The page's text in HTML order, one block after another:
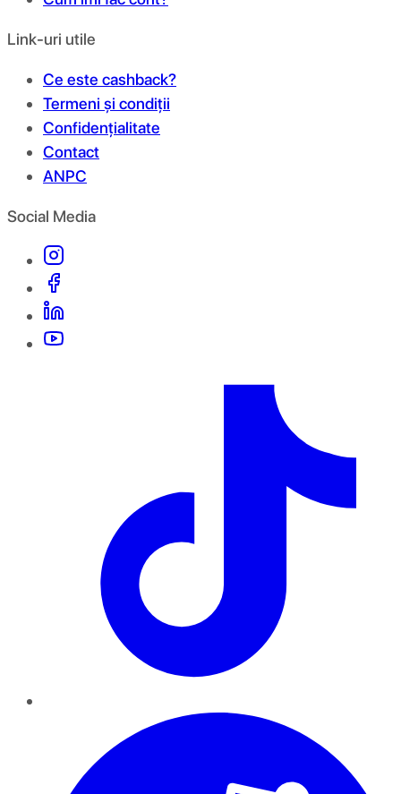
Link-uri utile
Ce este cashback?
Termeni și condiții
Confidențialitate
Contact
ANPC
Social Media